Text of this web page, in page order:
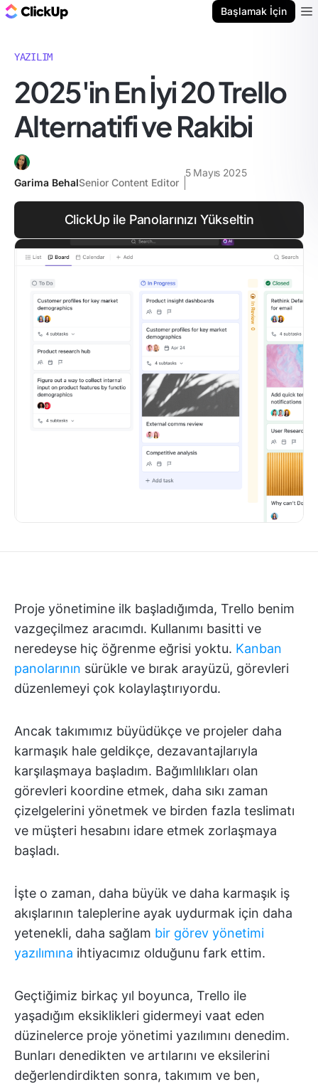
Başlamak İçin
YAZILIM
2025'in En İyi 20 Trello
Alternatifi ve Rakibi
Garima BehalSenior Content Editor
5 Mayıs 2025
ClickUp ile Panolarınızı Yükseltin
Proje yönetimine ilk başladığımda, Trello benim
vazgeçilmez aracımdı. Kullanımı basitti ve
neredeyse hiç öğrenme eğrisi yoktu. Kanban
panolarının sürükle ve bırak arayüzü, görevleri
düzenlemeyi çok kolaylaştırıyordu.
Ancak takımımız büyüdükçe ve projeler daha
karmaşık hale geldikçe, dezavantajlarıyla
karşılaşmaya başladım. Bağımlılıkları olan
görevleri koordine etmek, daha sıkı zaman
çizelgelerini yönetmek ve birden fazla teslimatı
ve müşteri hesabını idare etmek zorlaşmaya
başladı.
İşte o zaman, daha büyük ve daha karmaşık iş
akışlarının taleplerine ayak uydurmak için daha
yetenekli, daha sağlam bir görev yönetimi
yazılımına ihtiyacımız olduğunu fark ettim.
Geçtiğimiz birkaç yıl boyunca, Trello ile
yaşadığım eksiklikleri gidermeyi vaat eden
düzinelerce proje yönetimi yazılımını denedim.
Bunları denedikten ve artılarını ve eksilerini
değerlendirdikten sonra, takımım ve ben,